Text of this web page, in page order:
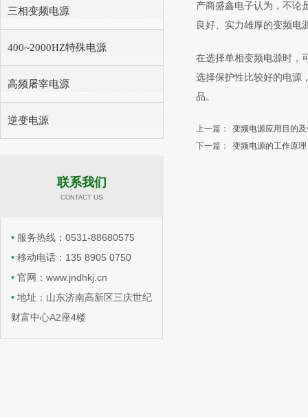
产商盛鑫电子认为，不论
良好、实力雄厚的变频电
在选择单相变频电源时，
选择保护性比较好的电源
品。
上一篇：
变频电源应用目的
下一篇：
变频电源的工作原理
三相变频电源
400~2000HZ特殊电源
高频屠宰电源
逆变电源
联系我们
CONTACT ​​ US
• 服务热线：0531-88680575
• 移动电话：135 8905 0750
• 官网：www.jndhkj.cn
• 地址：山东济南高新区三庆世纪
财富中心A2座4楼